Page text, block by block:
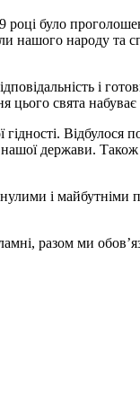
було
нашого народу та
і
цього свята
Відбулося
нашої держави.
і майбутніми
разом ми